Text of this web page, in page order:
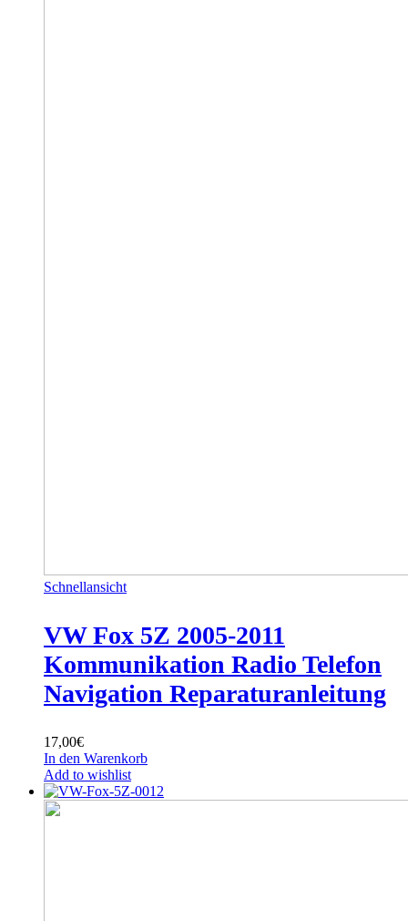
Schnellansicht
VW Fox 5Z 2005-2011
Kommunikation Radio Telefon
Navigation Reparaturanleitung
17,00€
In den Warenkorb
Add to wishlist